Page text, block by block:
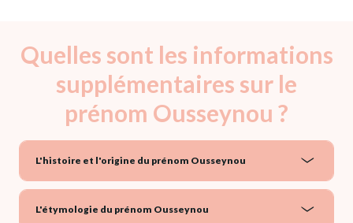
Quelles sont les informations
supplémentaires sur le
prénom Ousseynou ?
L'histoire et l'origine du prénom Ousseynou
L'étymologie du prénom Ousseynou